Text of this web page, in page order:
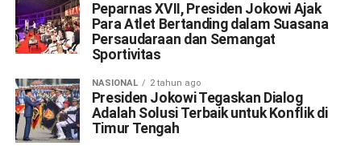
Peparnas XVII, Presiden Jokowi Ajak
Para Atlet Bertanding dalam Suasana
Persaudaraan dan Semangat
Sportivitas
NASIONAL 2 tahun ago
Presiden Jokowi Tegaskan Dialog
Adalah Solusi Terbaik untuk Konflik di
Timur Tengah